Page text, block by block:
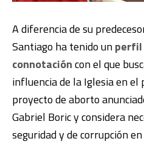
A diferencia de su
Santiago ha tenido unperfil
connotacióncon el que
influencia de la Iglesia en el
proyecto de aborto
Gabriel Boric y considera
seguridad y de corrupción